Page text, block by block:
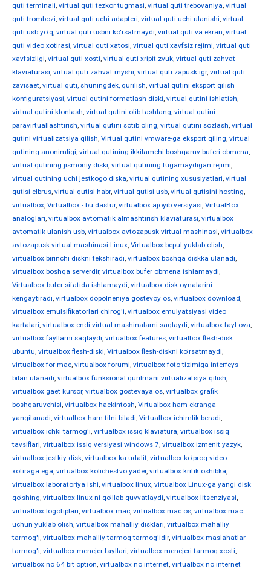
quti terminali, virtual quti tezkor tugmasi, virtual quti trebovaniya, virtual
quti trombozi, virtual quti uchi adapteri, virtual quti uchi ulanishi, virtual
quti usb yo'q, virtual quti usbni ko'rsatmaydi, virtual quti va ekran, virtual
quti video xotirasi, virtual quti xatosi, virtual quti xavfsiz rejimi, virtual quti
xavfsizligi, virtual quti xosti, virtual quti xripit zvuk, virtual quti zahvat
klaviaturasi, virtual quti zahvat myshi, virtual quti zapusk igr, virtual quti
zavisaet, virtual quti, shuningdek, qurilish, virtual qutini eksport qilish
konfiguratsiyasi, virtual qutini formatlash diski, virtual qutini ishlatish,
virtual qutini klonlash, virtual qutini olib tashlang, virtual qutini
paravirtuallashtirish, virtual qutini sotib oling, virtual qutini sozlash, virtual
qutini virtualizatsiya qilish, Virtual qutini vmware-ga eksport qiling, virtual
qutining anonimligi, virtual qutining ikkilamchi boshqaruv buferi obmena,
virtual qutining jismoniy diski, virtual qutining tugamaydigan rejimi,
virtual qutining uchi jestkogo diska, virtual qutining xususiyatlari, virtual
qutisi elbrus, virtual qutisi habr, virtual qutisi usb, virtual qutisini hosting,
virtualbox, Virtualbox - bu dastur, virtualbox ajoyib versiyasi, VirtualBox
analoglari, virtualbox avtomatik almashtirish klaviaturasi, virtualbox
avtomatik ulanish usb, virtualbox avtozapusk virtual mashinasi, virtualbox
avtozapusk virtual mashinasi Linux, Virtualbox bepul yuklab olish,
virtualbox birinchi diskni tekshiradi, virtualbox boshqa diskka ulanadi,
virtualbox boshqa serverdir, virtualbox bufer obmena ishlamaydi,
Virtualbox bufer sifatida ishlamaydi, virtualbox disk oynalarini
kengaytiradi, virtualbox dopolneniya gostevoy os, virtualbox download,
virtualbox emulsifikatorlari chirog'i, virtualbox emulyatsiyasi video
kartalari, virtualbox endi virtual mashinalarni saqlaydi, virtualbox fayl ova,
virtualbox fayllarni saqlaydi, virtualbox features, virtualbox flesh-disk
ubuntu, virtualbox flesh-diski, Virtualbox flesh-diskni ko'rsatmaydi,
virtualbox for mac, virtualbox forumi, virtualbox foto tizimiga interfeys
bilan ulanadi, virtualbox funksional qurilmani virtualizatsiya qilish,
virtualbox gaet kursor, virtualbox gostevaya os, virtualbox grafik
boshqaruvchisi, virtualbox hackintosh, Virtualbox ham ekranga
yangilanadi, virtualbox ham tilni biladi, Virtualbox ichimlik beradi,
virtualbox ichki tarmog'i, virtualbox issiq klaviatura, virtualbox issiq
tavsiflari, virtualbox issiq versiyasi windows 7, virtualbox izmenit yazyk,
virtualbox jestkiy disk, virtualbox ka udalit, virtualbox ko'proq video
xotiraga ega, virtualbox kolichestvo yader, virtualbox kritik oshibka,
virtualbox laboratoriya ishi, virtualbox linux, virtualbox Linux-ga yangi disk
qo'shing, virtualbox linux-ni qo'llab-quvvatlaydi, virtualbox litsenziyasi,
virtualbox logotiplari, virtualbox mac, virtualbox mac os, virtualbox mac
uchun yuklab olish, virtualbox mahalliy disklari, virtualbox mahalliy
tarmog'i, virtualbox mahalliy tarmoq tarmog'idir, virtualbox maslahatlar
tarmog'i, virtualbox menejer fayllari, virtualbox menejeri tarmoq xosti,
virtualbox no 64 bit option, virtualbox no internet, virtualbox no internet